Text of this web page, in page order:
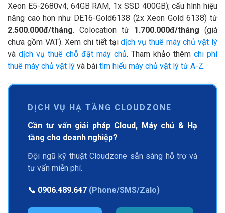
Xeon E5-2680v4, 64GB RAM, 1x SSD 400GB); cấu hình hiệu
năng cao hơn như DE16-Gold6138 (2x Xeon Gold 6138) từ
2.500.000đ/tháng. Colocation từ 1.700.000đ/tháng (giá
chưa gồm VAT). Xem chi tiết tạidịch vụ thuê máy chủ vật lý
và dịch vụ thuê chỗ đặt máy chủ. Tham khảo thêm chi phí
thuê máy chủ vật lý và bài tìm hiểu máy chủ vật lý từ A-Z.
DỊCH VỤ HẠ TẦNG CLOUDZONE
Cần tư vấn giải pháp Cloud, Máy chủ & Hạ
tầng cho doanh nghiệp?
Đội ngũ kỹ thuật Cloudzone sẵn sàng hỗ trợ và
tư vấn miễn phí.
📞 0906.489.647 (Phone/SMS/Zalo)